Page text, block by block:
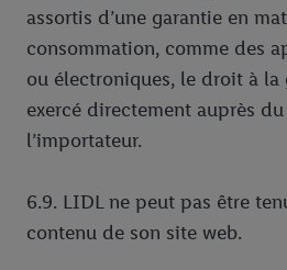
assortis d’une garantie en
consommation, comme des
ou électroniques, le droit à la
exercé directement auprès
l’importateur.
6.9. LIDL ne peut pas être
contenu de son site web.